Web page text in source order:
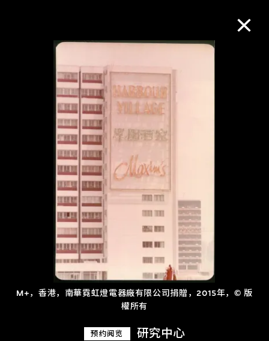
M+，香港，南華霓虹燈電器廠有限公司捐贈，2015年，© 版
權所有
预约阅览 研究中心
M+藏品
进一步筛选
关于M+藏品
探索世界顶级的二十及二十一世纪视觉
文化藏品。